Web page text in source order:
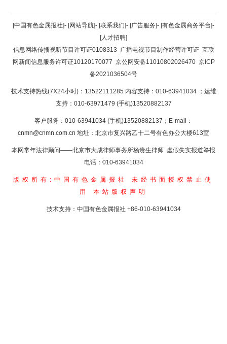
返回顶部
返回首页
[中国有色金属报社]- [网站导航]- [联系我们]- [广告服务]- [有色金属商务平台]-
[人才招聘]
信息网络传播视听节目许可证0108313 广播电视节目制作经营许可证 互联
网新闻信息服务许可证10120170077 京公网安备11010802026470 京ICP
备2021036504号
技术支持热线(7X24小时)：13522111285 内容支持：010-63941034 ；运维
支持：010-63971479 (手机)13520882137
客户服务：010-63941034 (手机)13520882137；E-mail：
cnmn@cnmn.com.cn 地址：北京市复兴路乙十二号有色办公大楼613室
本网常年法律顾问——北京市大成律师事务所杨贵生律师 虚假失实报道举报
电话：010-63941034
版权所有:中国有色金属报社
未经书面授权禁止使
用 本站版权声明
技术支持：中国有色金属报社 +86-010-63941034